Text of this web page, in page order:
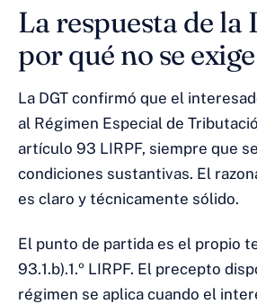
La respuesta de la
por qué no se
La DGT confirmó que el
al Régimen Especial de
artículo 93 LIRPF, siempre que
condiciones sustantivas. El
es claro y técnicamente sólido.
El punto de partida es el propio
93.1.b).1.º LIRPF. El precepto
régimen se aplica cuando el